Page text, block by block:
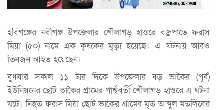
হবিগঞ্জের নবীগঞ্জ উপজেলার শৌলাগড় হাওরে বজ্রপাতে ফরাস
মিয়া (৫০) নামে এক কৃষকের মৃত্যু হয়েছে। এ ঘটনায় আরও
তিনজন আহত হয়েছেন।
বুধবার সকাল ১১ টার দিকে উপজেলার বড় ভাকৈর (পূর্ব)
ইউনিয়নের ছোট ভাকৈর গ্রামের পার্শ্ববর্তী শৌলাগড় হাওরে এ ঘটনা
ঘটে। নিহত ফরাস মিয়া ছোট ভাকৈর গ্রামের মৃত আব্দুল মতলিবের